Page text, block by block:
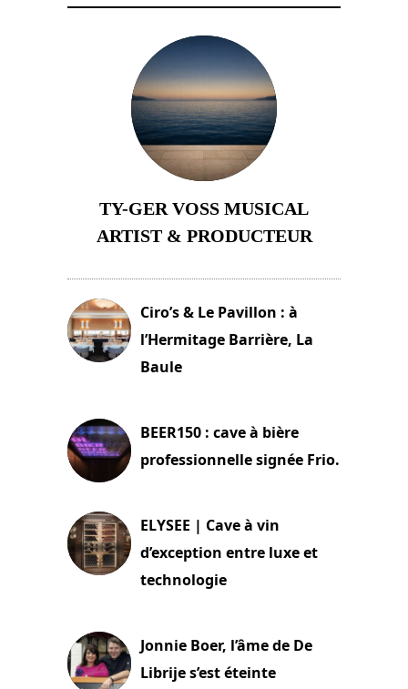
TY-GER VOSS MUSICAL
ARTIST & PRODUCTEUR
Ciro’s & Le Pavillon : à
l’Hermitage Barrière, La
Baule
BEER150 : cave à bière
professionnelle signée Frio.
ELYSEE | Cave à vin
d’exception entre luxe et
technologie
Jonnie Boer, l’âme de De
Librije s’est éteinte